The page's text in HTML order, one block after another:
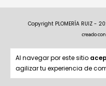
Al navegar por este sitio
agilizar tu experiencia de
Copyright PLOMERÍA RUIZ -